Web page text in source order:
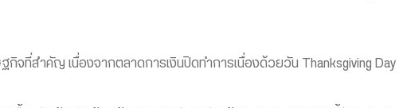
กิจที่สำคัญ เนื่องจากตลาดการเงินปิดทำการเนื่องด้วยวัน Thanksgiving Day